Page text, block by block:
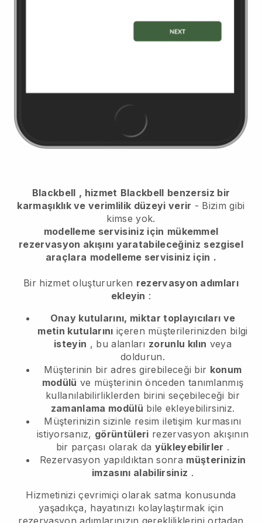
Blackbell , hizmet Blackbell benzersiz bir
karmaşıklık ve verimlilik düzeyi verir - Bizim gibi
kimse yok.
modelleme servisiniz için mükemmel
rezervasyon akışını yaratabileceğiniz sezgisel
araçlara modelleme servisiniz için .
Bir hizmet oluştururken rezervasyon adımları
ekleyin :
Onay kutularını, miktar toplayıcıları ve
metin kutularını içeren müşterilerinizden bilgi
isteyin , bu alanları zorunlu kılın veya
doldurun.
Müşterinin bir adres girebileceği bir konum
modülü ve müşterinin önceden tanımlanmış
kullanılabilirliklerden birini seçebileceği bir
zamanlama modülü bile ekleyebilirsiniz.
Müşterinizin sizinle resim iletişim kurmasını
istiyorsanız, görüntüleri rezervasyon akışının
bir parçası olarak da yükleyebilirler .
Rezervasyon yapıldıktan sonra müşterinizin
imzasını alabilirsiniz .
Hizmetinizi çevrimiçi olarak satma konusunda
yaşadıkça, hayatınızı kolaylaştırmak için